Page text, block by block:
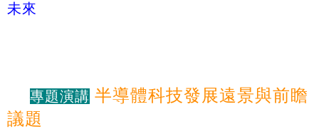
未來
專題演講 半導體科技發展遠景與前瞻
議題